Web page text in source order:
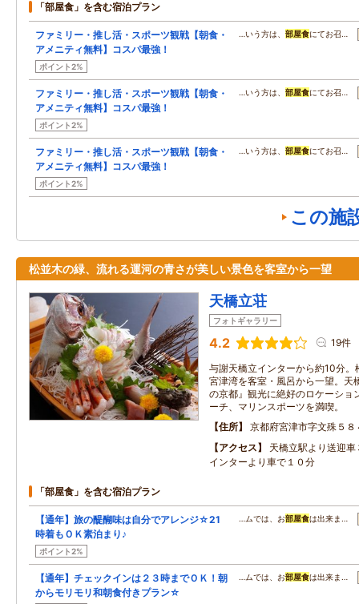
「部屋食」を含む宿泊プラン
ファミリー・推し活・スポーツ観戦【朝食・
アメニティ無料】コスパ最強！
ポイント2%
…いう方は、 部屋食にてお召…
ファミリー・推し活・スポーツ観戦【朝食・
アメニティ無料】コスパ最強！
ポイント2%
…いう方は、 部屋食にてお召…
ファミリー・推し活・スポーツ観戦【朝食・
アメニティ無料】コスパ最強！
ポイント2%
…いう方は、 部屋食にてお召…
この施
松並木の緑、流れる運河の青さが美しい景色を客室から一望
天橋立荘
フォトギャラリー
4.2 19件
与謝天橋立インターから約10分
宮津湾を客室・風呂から一望。天
の京都』観光に絶好のロケーショ
ーチ、マリンスポーツを満喫。
住所
京都府宮津市字文殊５８
アクセス
天橋立駅より送迎
インターより車で１０分
「部屋食」を含む宿泊プラン
【通年】旅の醍醐味は自分でアレンジ☆21
時着もＯＫ素泊まり♪
ポイント2%
…ムでは、お部屋食は出来ま…
【通年】チェックインは２３時までＯＫ！朝
からモリモリ和朝食付きプラン☆
…ムでは、お部屋食は出来ま…